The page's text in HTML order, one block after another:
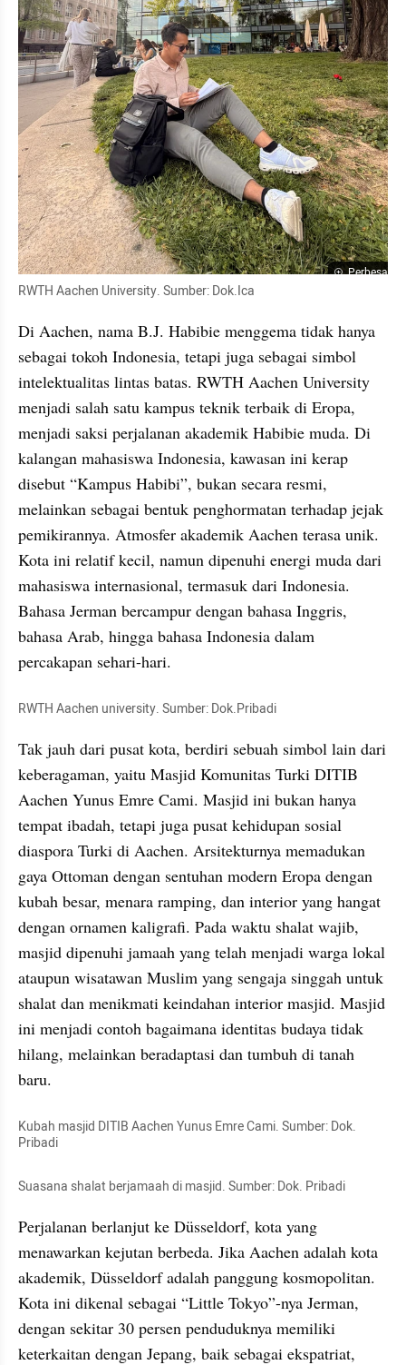
Perbesar
RWTH Aachen University. Sumber: Dok.Ica
Di Aachen, nama B.J. Habibie menggema tidak hanya
sebagai tokoh Indonesia, tetapi juga sebagai simbol
intelektualitas lintas batas. RWTH Aachen University
menjadi salah satu kampus teknik terbaik di Eropa,
menjadi saksi perjalanan akademik Habibie muda. Di
kalangan mahasiswa Indonesia, kawasan ini kerap
disebut “Kampus Habibi”, bukan secara resmi,
melainkan sebagai bentuk penghormatan terhadap jejak
pemikirannya. Atmosfer akademik Aachen terasa unik.
Kota ini relatif kecil, namun dipenuhi energi muda dari
mahasiswa internasional, termasuk dari Indonesia.
Bahasa Jerman bercampur dengan bahasa Inggris,
bahasa Arab, hingga bahasa Indonesia dalam
percakapan sehari-hari.
RWTH Aachen university. Sumber: Dok.Pribadi
Tak jauh dari pusat kota, berdiri sebuah simbol lain dari
keberagaman, yaitu Masjid Komunitas Turki DITIB
Aachen Yunus Emre Cami. Masjid ini bukan hanya
tempat ibadah, tetapi juga pusat kehidupan sosial
diaspora Turki di Aachen. Arsitekturnya memadukan
gaya Ottoman dengan sentuhan modern Eropa dengan
kubah besar, menara ramping, dan interior yang hangat
dengan ornamen kaligrafi. Pada waktu shalat wajib,
masjid dipenuhi jamaah yang telah menjadi warga lokal
ataupun wisatawan Muslim yang sengaja singgah untuk
shalat dan menikmati keindahan interior masjid. Masjid
ini menjadi contoh bagaimana identitas budaya tidak
hilang, melainkan beradaptasi dan tumbuh di tanah
baru.
Kubah masjid DITIB Aachen Yunus Emre Cami. Sumber: Dok.
Pribadi
Suasana shalat berjamaah di masjid. Sumber: Dok. Pribadi
Perjalanan berlanjut ke Düsseldorf, kota yang
menawarkan kejutan berbeda. Jika Aachen adalah kota
akademik, Düsseldorf adalah panggung kosmopolitan.
Kota ini dikenal sebagai “Little Tokyo”-nya Jerman,
dengan sekitar 30 persen penduduknya memiliki
keterkaitan dengan Jepang, baik sebagai ekspatriat,